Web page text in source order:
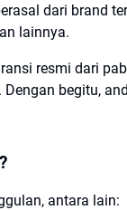
dari brand
lainnya.
resmi dari
begitu,
antara lain: